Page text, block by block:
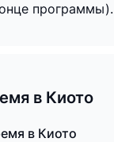
программы).
в Киото
в Киото